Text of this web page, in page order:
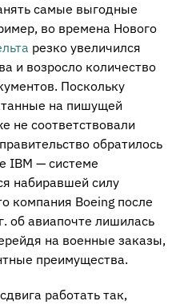
самые выгодные
во времена Нового
резко увеличился
и возросло количество
Поскольку
на пишущей
не соответствовали
обратилось
IBM — системе
набиравшей силу
компания Boeing после
об авиапочте лишилась
на военные заказы,
преимущества.
работать так,